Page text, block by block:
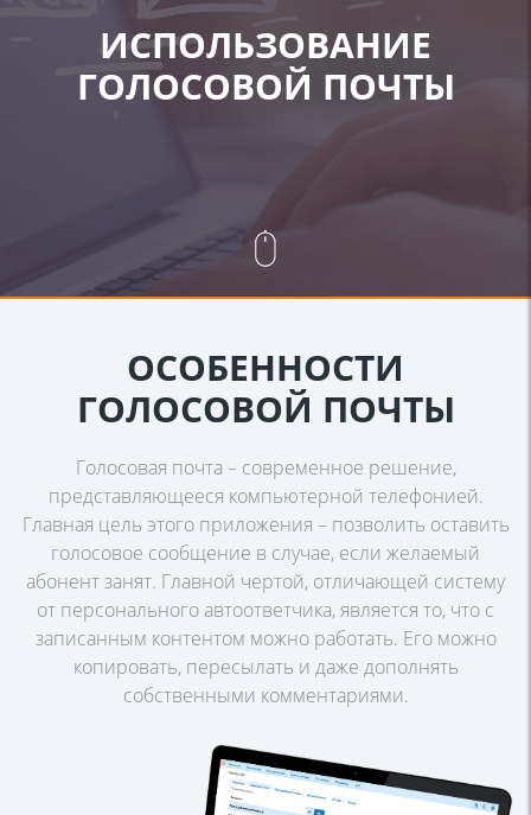
ИСПОЛЬЗОВАНИЕ
ГОЛОСОВОЙ ПОЧТЫ
ОСОБЕННОСТИ
ГОЛОСОВОЙ ПОЧТЫ
Голосовая почта – современное решение,
представляющееся компьютерной телефонией.
Главная цель этого приложения – позволить оставить
голосовое сообщение в случае, если желаемый
абонент занят. Главной чертой, отличающей систему
от персонального автоответчика,является то, что с
записанным контентом можно работать. Его можно
копировать, пересылать и даже дополнять
собственными комментариями.